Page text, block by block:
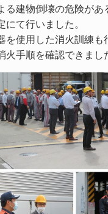
る建物倒壊の危険があ
て行いました。
を使用した消火訓練も
手順を確認できまし